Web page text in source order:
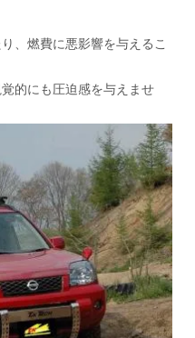
、燃費に悪影響を与えるこ
的にも圧迫感を与えませ